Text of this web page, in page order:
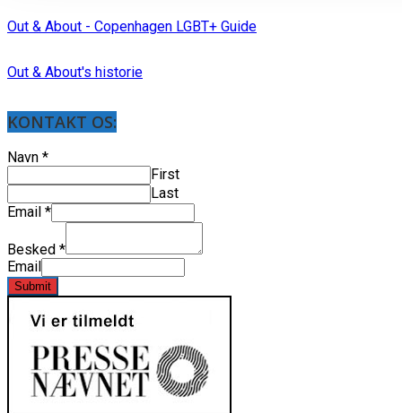
Out & About - Copenhagen LGBT+ Guide
Out & About's historie
KONTAKT OS:
Navn *
First
Last
Email *
Besked *
Email
Submit